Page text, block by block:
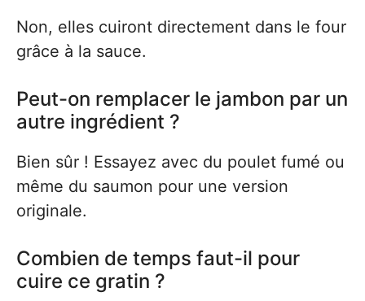
Non, elles cuiront directement dans le four
grâce à la sauce.
Peut-on remplacer le jambon par un
autre ingrédient ?
Bien sûr ! Essayez avec du poulet fumé ou
même du saumon pour une version
originale.
Combien de temps faut-il pour
cuire ce gratin ?